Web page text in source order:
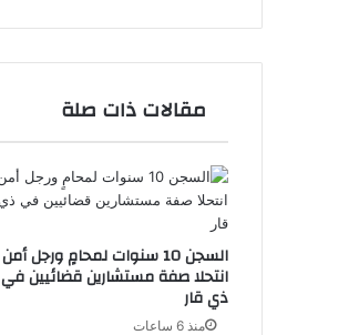
مقالات ذات صلة
السجن 10 سنوات لمحامٍ ورجل أمن
انتحلا صفة مستشارين قضائيين في
ذي قار
منذ 6 ساعات